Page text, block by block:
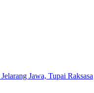
Jawa, Tupai Raksasa